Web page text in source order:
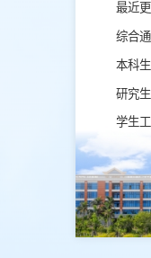
最近
综合通
本科
研究
学生